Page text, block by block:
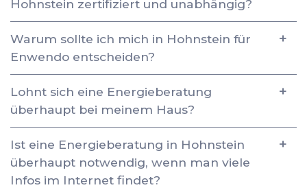
Hohnstein zertifiziert und unabhängig?
Warum sollte ich mich in Hohnstein für
Enwendo entscheiden?
Lohnt sich eine Energieberatung
überhaupt bei meinem Haus?
Ist eine Energieberatung in Hohnstein
überhaupt notwendig, wenn man viele
Infos im Internet findet?